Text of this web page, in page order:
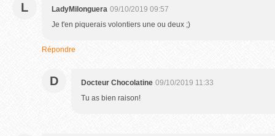
L LadyMilonguera 09/10/2019 09:57
Je t'en piquerais volontiers une ou deux ;)
Répondre
D Docteur Chocolatine 09/10/2019 11:33
Tu as bien raison!